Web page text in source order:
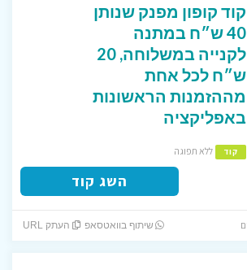
קוד קופון מפנק שנותן
40 ש״ח במתנה
לקנייה במשלוחה, 20
ש״ח לכל אחת
מההזמנות הראשונות
באפליקציה
קוד ללא תפוגה
השג קוד
שיתוף בוואטסאפ העתק URL